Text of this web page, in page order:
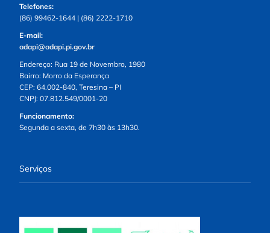
Telefones:
(86) 99462-1644 | (86) 2222-1710
E-mail:
adapi@adapi.pi.gov.br
Endereço: Rua 19 de Novembro, 1980
Bairro: Morro da Esperança
CEP: 64.002-840, Teresina – PI
CNPJ: 07.812.549/0001-20
Funcionamento:
Segunda a sexta, de 7h30 às 13h30.
Serviços